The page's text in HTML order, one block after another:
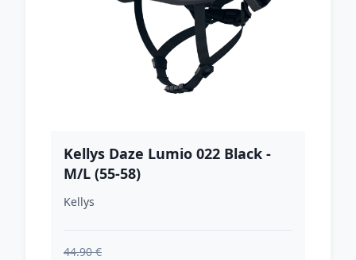
Kellys Daze Lumio 022 Black -
M/L (55-58)
Kellys
44.90 €